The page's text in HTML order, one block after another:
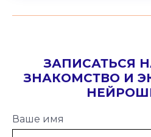
ЗАПИСАТЬСЯ
ЗНАКОМСТВО И
Ваше имя